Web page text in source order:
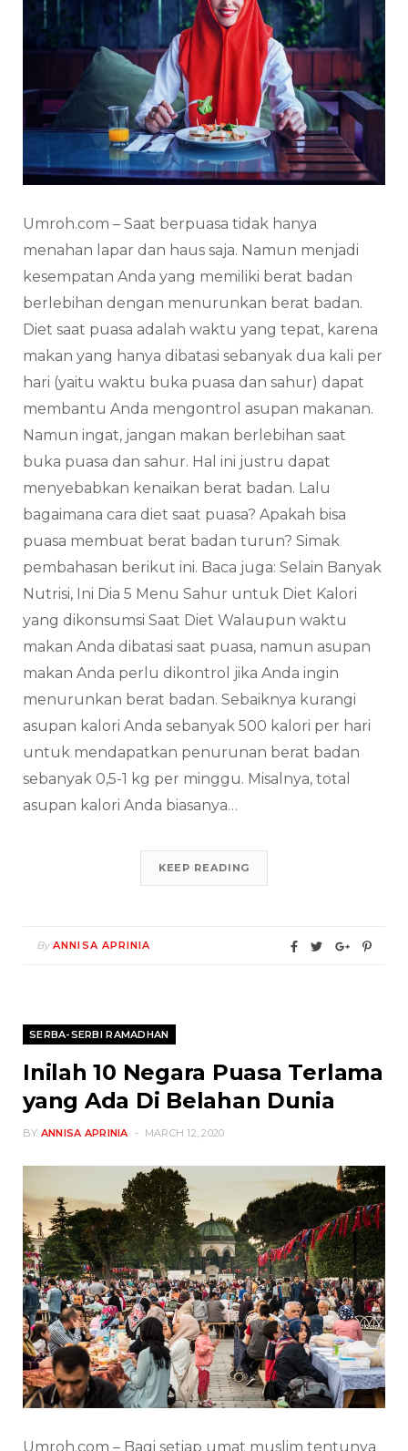
Umroh.com – Saat berpuasa tidak hanya
menahan lapar dan haus saja. Namun menjadi
kesempatan Anda yang memiliki berat badan
berlebihan dengan menurunkan berat badan.
Diet saat puasa adalah waktu yang tepat, karena
makan yang hanya dibatasi sebanyak dua kali per
hari (yaitu waktu buka puasa dan sahur) dapat
membantu Anda mengontrol asupan makanan.
Namun ingat, jangan makan berlebihan saat
buka puasa dan sahur. Hal ini justru dapat
menyebabkan kenaikan berat badan. Lalu
bagaimana cara diet saat puasa? Apakah bisa
puasa membuat berat badan turun? Simak
pembahasan berikut ini. Baca juga: Selain Banyak
Nutrisi, Ini Dia 5 Menu Sahur untuk Diet Kalori
yang dikonsumsi Saat Diet Walaupun waktu
makan Anda dibatasi saat puasa, namun asupan
makan Anda perlu dikontrol jika Anda ingin
menurunkan berat badan. Sebaiknya kurangi
asupan kalori Anda sebanyak 500 kalori per hari
untuk mendapatkan penurunan berat badan
sebanyak 0,5-1 kg per minggu. Misalnya, total
asupan kalori Anda biasanya…
KEEP READING
By ANNISA APRINIA
SERBA-SERBI RAMADHAN
Inilah 10 Negara Puasa Terlama
yang Ada Di Belahan Dunia
BY ANNISA APRINIA MARCH 12, 2020
Umroh.com – Bagi setiap umat muslim tentunya